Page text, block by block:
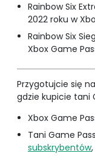
Rainbow Six
2022 roku w
Rainbow Six
Xbox Game
Przygotujcie się
gdzie kupicie tani
Xbox Game
Tani Game
subskrybentów,